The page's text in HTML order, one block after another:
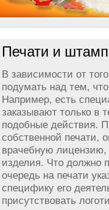
Печати и
В зависимости от
подумать над тем,
Например, есть
заказывают только в
подобные действия.
собственной печати,
врачебную лицензию,
изделия. Что должно
очередь на печати
специфику его
присутствовать